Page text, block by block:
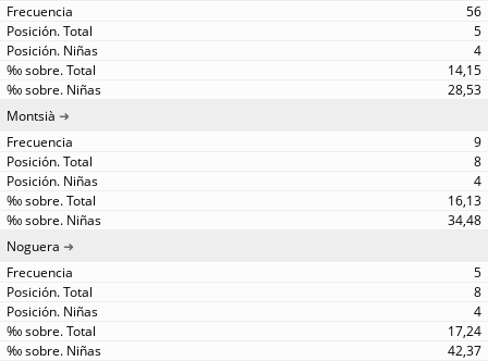
56
5
4
14,15
28,53
Montsià
9
8
4
16,13
34,48
Noguera
5
8
4
17,24
42,37